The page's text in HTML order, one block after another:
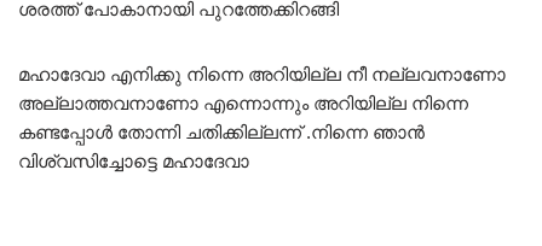
ശരത്ത് പോകാനായി പുറത്തേക്കിറങ്ങി
മഹാദേവാ എനിക്കു നിന്നെ അറിയില്ല നീ നല്ലവനാണോ
അല്ലാത്തവനാണോ എന്നൊന്നും അറിയില്ല നിന്നെ
കണ്ടപ്പോൾ തോന്നി ചതിക്കില്ലന്ന് .നിന്നെ ഞാൻ
വിശ്വസിച്ചോട്ടെ മഹാദേവാ